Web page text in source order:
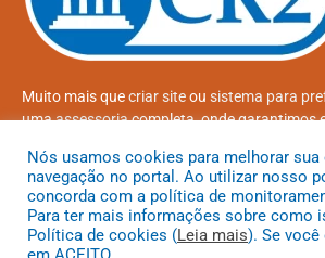
Muito mais quecriar siteou sistema para
umaassessoriacompleta, onde garantimos
atendidas.
Conheça oPNTPe oRadar da
Nós usamos cookies para melhorar sua
navegação no portal. Ao utilizar nosso
concorda com a política de
Para ter mais informações sobre como
Política de cookies (Leia mais). Se